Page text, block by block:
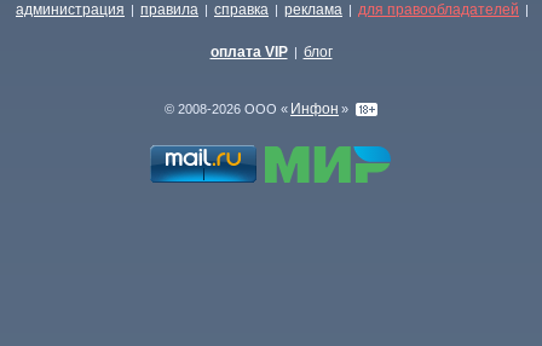
администрация | правила | справка | реклама | для правообладателей |
оплата VIP | блог
© 2008-2026 ООО « Инфон »